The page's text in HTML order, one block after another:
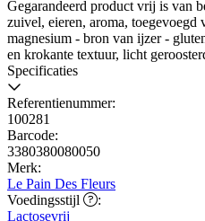
Gegarandeerd product vrij is van
zuivel, eieren, aroma, toegevoegd
magnesium - bron van ijzer -
en krokante textuur, licht
Specificaties
Referentienummer:
100281
Barcode:
3380380080050
Merk:
Le Pain Des Fleurs
Voedingsstijl
Voedingsstijl
:
Lactosevrij